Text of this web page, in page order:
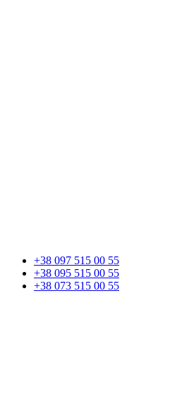
+38 097 515 00 55
+38 095 515 00 55
+38 073 515 00 55